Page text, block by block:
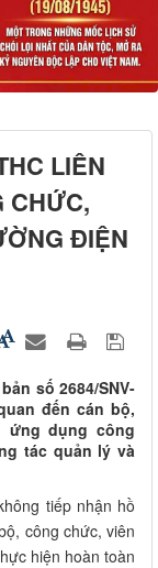
LIÊN
CHỨC,
ĐIỆN
số 2684/SNV-
đến cán bộ,
ứng dụng công
tác quản lý và
tiếp nhận hồ
công chức, viên
hiện hoàn toàn